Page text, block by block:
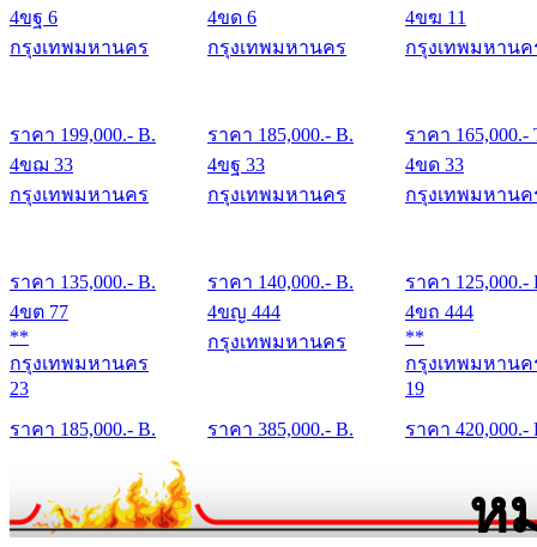
4ขฐ 6
กรุงเทพมหานคร
ราคา 199,000.- B.
4ขด 6
กรุงเทพมหานคร
ราคา 185,000.- B.
4ขฆ 11
กรุงเทพมหานค
ราคา 165,000.-
4ขฌ 33
กรุงเทพมหานคร
ราคา 135,000.- B.
4ขฐ 33
กรุงเทพมหานคร
ราคา 140,000.- B.
4ขด 33
กรุงเทพมหานค
ราคา 125,000.-
4ขต 77
**
กรุงเทพมหานคร
23
ราคา 185,000.- B.
4ขญ 444
กรุงเทพมหานคร
ราคา 385,000.- B.
4ขถ 444
**
กรุงเทพมหานค
19
ราคา 420,000.-
ห